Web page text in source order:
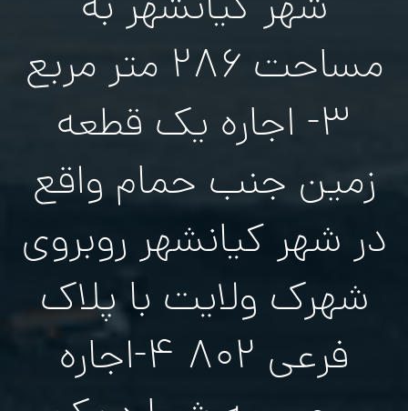
مساحت ۲۸۶ متر مربع
۳- اجاره یک قطعه
زمین جنب حمام واقع
در شهر کیانشهر روبروی
شهرک ولایت با پلاک
فرعی ۸۰۲ ۴-اجاره